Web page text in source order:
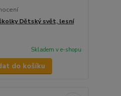
Dětský svět, lesní
Skladem v e-shopu
do košíku